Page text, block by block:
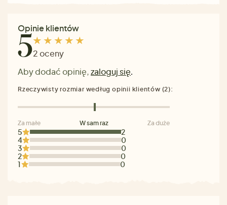
Opinie klientów
52 oceny
Aby dodać opinię,zaloguj się.
5
2
4
0
3
0
2
0
1
0
Rzeczywisty rozmiar według opinii klientów (2):
Za małe W sam raz Za duże